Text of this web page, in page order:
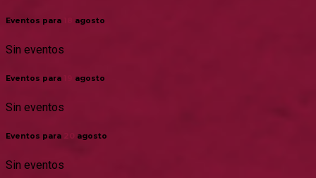
Eventos para agosto
Sin eventos
Eventos para agosto
Sin eventos
Eventos para 20 agosto
Sin eventos